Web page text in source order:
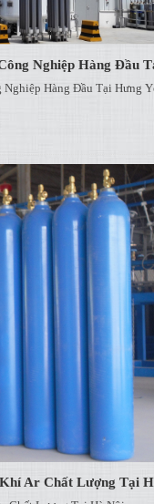
Nghiệp Hàng Đầu
Hàng Đầu Tại Hưng
Ar Chất Lượng Tại